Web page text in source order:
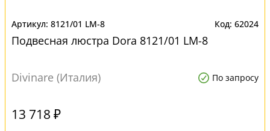
8121/01 LM-8 62024
Подвесная люстра Dora 8121/01 LM-8
Divinare (Италия) По запросу
13 718 ₽